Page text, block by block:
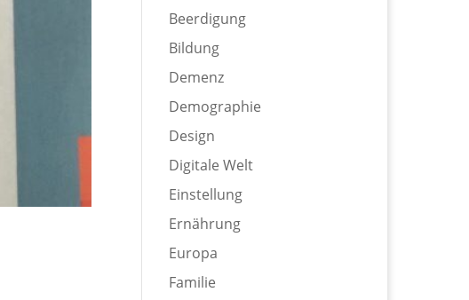
Beerdigung
Bildung
Demenz
Demographie
Design
Digitale Welt
Einstellung
Ernährung
Europa
Familie